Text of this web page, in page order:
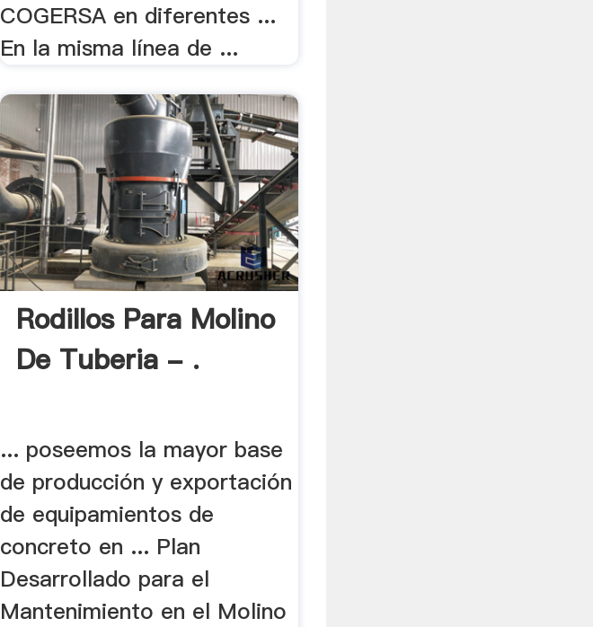
COGERSA en diferentes ...
En la misma línea de ...
Rodillos Para Molino
De Tuberia - .
... poseemos la mayor base
de producción y exportación
de equipamientos de
concreto en ... Plan
Desarrollado para el
Mantenimiento en el Molino